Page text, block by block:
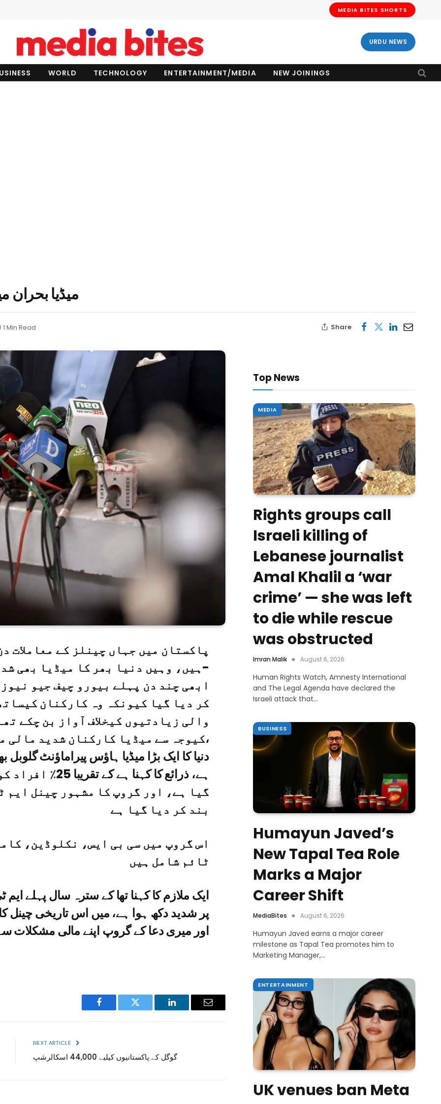
MEDIA BITES SHORTS
URDU NEWS
WORLD TECHNOLOGY ENTERTAINMENT/MEDIA NEW JOININGS
میڈیا بحران
1 Min Read Share
پاکستان میں جہاں چینلز کے معاملات
ہیں، وہیں دنیا بھر کا میڈیا بھی شدید بحران کی زد میں ہے-
ابھی چند دن پہلے بیورو چیف جیو
کر دیا گیا کیونکہ وہ کارکنان
والی زیادتیوں کیخلاف آواز بن چکے
کیوجہ سے میڈیا کارکنان شدید مالی مشکلات کا شکار ہو رہے ہیں،
دنیا کا ایک بڑا میڈیا ہاؤس پیراماؤنٹ
ہے، ذرائع کا
گیا ہے، اور گروپ کا مشہور چینل ایم
بند کر دیا گیا ہے
اس گروپ میں سی بی ایس، نکلوڈین،
ٹائم شامل ہیں
ایک ملازم کا کہنا تھا کے سترہ سال پہلے
پر شدید دکھ ہوا ہے، میں اس تاریخی چینل
اور میری دعا کے گروپ اپنے مالی مشکلات
Facebook Twitter LinkedIn Email
NEXT ARTICLE
گوگل کے پاکستانیوں کیلیے 44,000 اسکالرشپ
Top News
MEDIA
Rights groups call
Israeli killing of
Lebanese journalist
Amal Khalil a ‘war
crime’ — she was left
to die while rescue
was obstructed
Imran Malik August 6, 2026
Human Rights Watch, Amnesty International
and The Legal Agenda have declared the
Israeli attack that…
BUSINESS
Humayun Javed’s
New Tapal Tea Role
Marks a Major
Career Shift
MediaBites August 6, 2026
Humayun Javed earns a major career
milestone as Tapal Tea promotes him to
Marketing Manager,…
ENTERTAINMENT
UK venues ban Meta